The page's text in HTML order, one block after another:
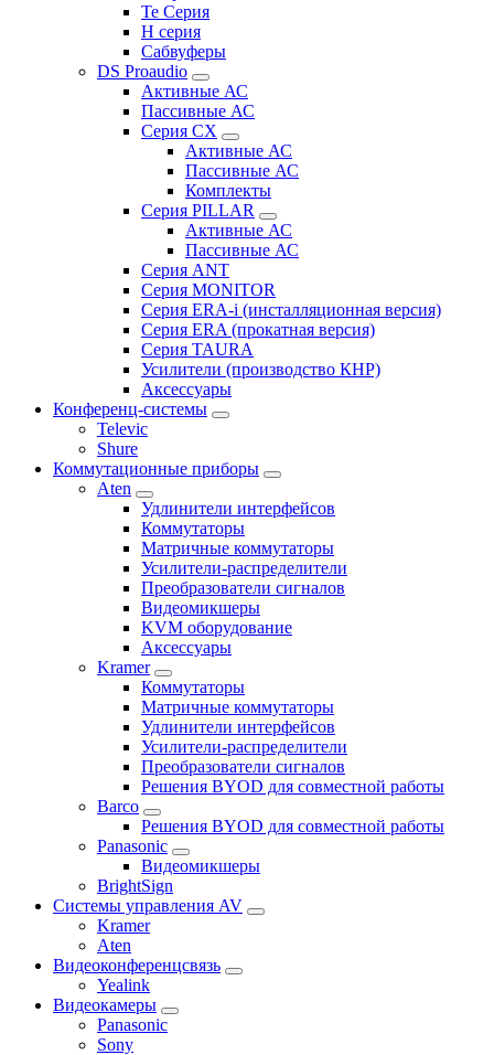
Te Серия
H серия
Сабвуферы
DS Proaudio
Активные АС
Пассивные АС
Серия CX
Активные АС
Пассивные АС
Комплекты
Серия PILLAR
Активные АС
Пассивные АС
Серия ANT
Серия MONITOR
Серия ERA-i (инсталляционная версия)
Серия ERA (прокатная версия)
Серия TAURA
Усилители (производство КНР)
Аксессуары
Конференц-системы
Televic
Shure
Коммутационные приборы
Aten
Удлинители интерфейсов
Коммутаторы
Матричные коммутаторы
Усилители-распределители
Преобразователи сигналов
Видеомикшеры
KVM оборудование
Аксессуары
Kramer
Коммутаторы
Матричные коммутаторы
Удлинители интерфейсов
Усилители-распределители
Преобразователи сигналов
Решения BYOD для совместной работы
Barco
Решения BYOD для совместной работы
Panasonic
Видеомикшеры
BrightSign
Системы управления AV
Kramer
Aten
Видеоконференцсвязь
Yealink
Видеокамеры
Panasonic
Sony